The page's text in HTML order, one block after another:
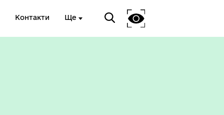
Контакти Ще